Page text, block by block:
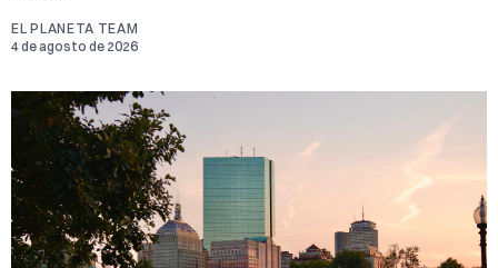
EL PLANETA TEAM
4 de agosto de 2026